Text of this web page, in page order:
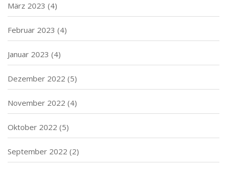
März 2023 (4)
Februar 2023 (4)
Januar 2023 (4)
Dezember 2022 (5)
November 2022 (4)
Oktober 2022 (5)
September 2022 (2)